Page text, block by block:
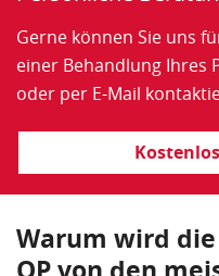
Gerne können Sie uns
einer Behandlung Ihres
oder per E-Mail
Warum wird